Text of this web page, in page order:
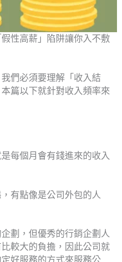
性高薪」陷阱讓你入不敷
們必須要理解「收入結
篇以下就針對收入頻率來
每個月會有錢進來的收入
有點像是公司外包的人
劃，但優秀的行銷企劃人
較大的負擔，因此公司就